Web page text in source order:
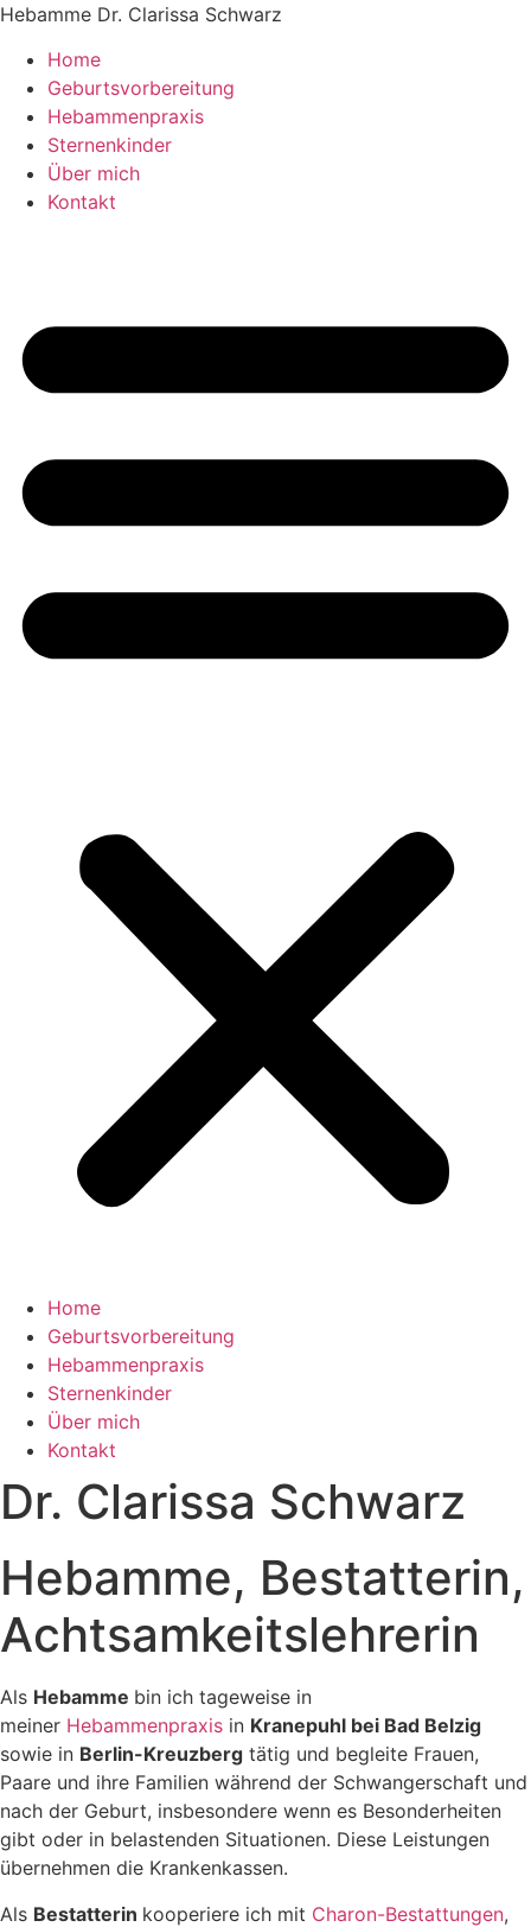
Zum
springen
Hebamme Dr. Clarissa Schwarz
Home
Geburtsvorbereitung
Hebammenpraxis
Sternenkinder
Über mich
Kontakt
Home
Geburtsvorbereitung
Hebammenpraxis
Sternenkinder
Über mich
Kontakt
Dr. Clarissa Schwarz
Hebamme, Bestatterin,
Achtsamkeitslehrerin
Als Hebamme bin ich tageweise in
meiner Hebammenpraxis in Kranepuhl bei Bad Belzig
sowie in Berlin-Kreuzberg tätig und begleite Frauen,
Paare und ihre Familien während der Schwangerschaft und
nach der Geburt, insbesondere wenn es Besonderheiten
gibt oder in belastenden Situationen. Diese Leistungen
übernehmen die Krankenkassen.
Als Bestatterin kooperiere ich mit Charon-Bestattungen,